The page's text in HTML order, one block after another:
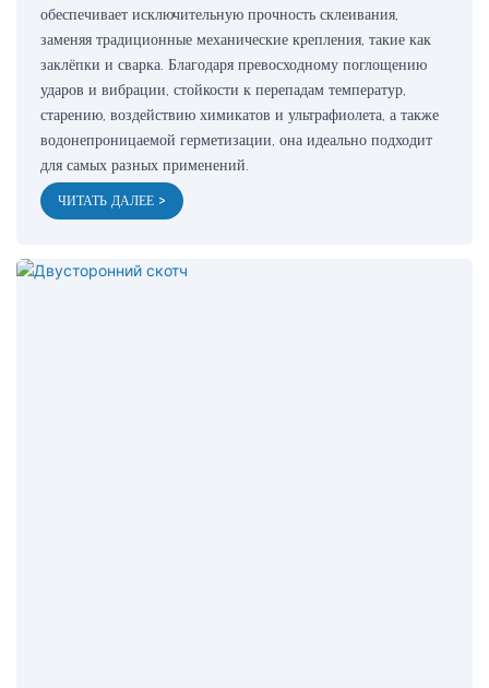
обеспечивает исключительную прочность склеивания,
заменяя традиционные механические крепления, такие как
заклёпки и сварка. Благодаря превосходному поглощению
ударов и вибрации, стойкости к перепадам температур,
старению, воздействию химикатов и ультрафиолета, а также
водонепроницаемой герметизации, она идеально подходит
для самых разных применений.
ЧИТАТЬ ДАЛЕЕ >